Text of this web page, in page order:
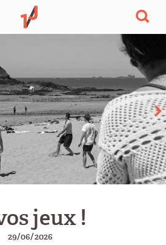
photo
par
jour
jeux !
29/06/2026